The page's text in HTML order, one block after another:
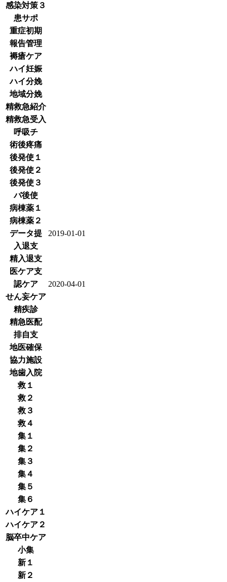
感染対策３
患サポ
重症初期
報告管理
褥瘡ケア
ハイ妊娠
ハイ分娩
地域分娩
精救急紹介
精救急受入
呼吸チ
術後疼痛
後発使１
後発使２
後発使３
バ後使
病棟薬１
病棟薬２
データ提
2019-01-01
入退支
精入退支
医ケア支
認ケア
2020-04-01
せん妄ケア
精疾診
精急医配
排自支
地医確保
協力施設
地歯入院
救１
救２
救３
救４
集１
集２
集３
集４
集５
集６
ハイケア１
ハイケア２
脳卒中ケア
小集
新１
新２